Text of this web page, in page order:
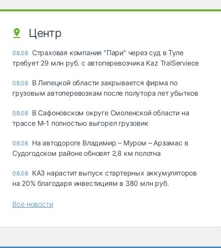
Центр
08.08 Страховая компания "Пари" через суд в Туле
требует 29 млн руб. с автоперевозчика Kaz TralServiece
08.08 В Липецкой области закрывается фирма по
грузовым автоперевозкам после полутора лет убытков
08.08 В Сафоновском округе Смоленской области на
трассе М-1 полностью выгорел грузовик
08.08 На автодороге Владимир – Муром – Арзамас в
Судогодском районе обновят 2,8 км полотна
08.08 КАЗ нарастит выпуск стартерных аккумуляторов
на 20% благодаря инвестициям в 380 млн руб.
Все новости